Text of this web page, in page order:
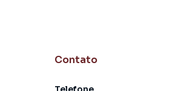
Contato